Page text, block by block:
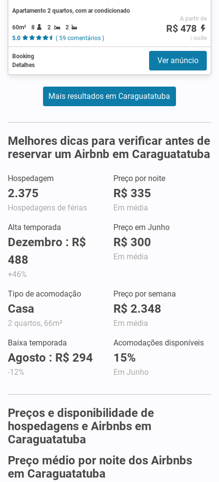
Apartamento 2 quartos, com ar condicionado
60m² 8 2
2
5.0
( 59 comentários )
A partir de
R$ 478
/ noite
Booking
Detalhes
Ver anúncio
Mais resultados em Caraguatatuba
Melhores dicas para verificar antes de
reservar um Airbnb em Caraguatatuba
Hospedagem
2.375
Hospedagens de férias
Preço por noite
R$ 335
Em média
Alta temporada
Dezembro : R$
488
+46%
Preço em Junho
R$ 300
Em média
Tipo de acomodação
Casa
2 quartos, 66m²
Preço por semana
R$ 2.348
Em média
Baixa temporada
Agosto : R$ 294
-12%
Acomodações disponíveis
15%
Em Junho
Preços e disponibilidade de
hospedagens e Airbnbs em
Caraguatatuba
Preço médio por noite dos Airbnbs
em Caraguatatuba